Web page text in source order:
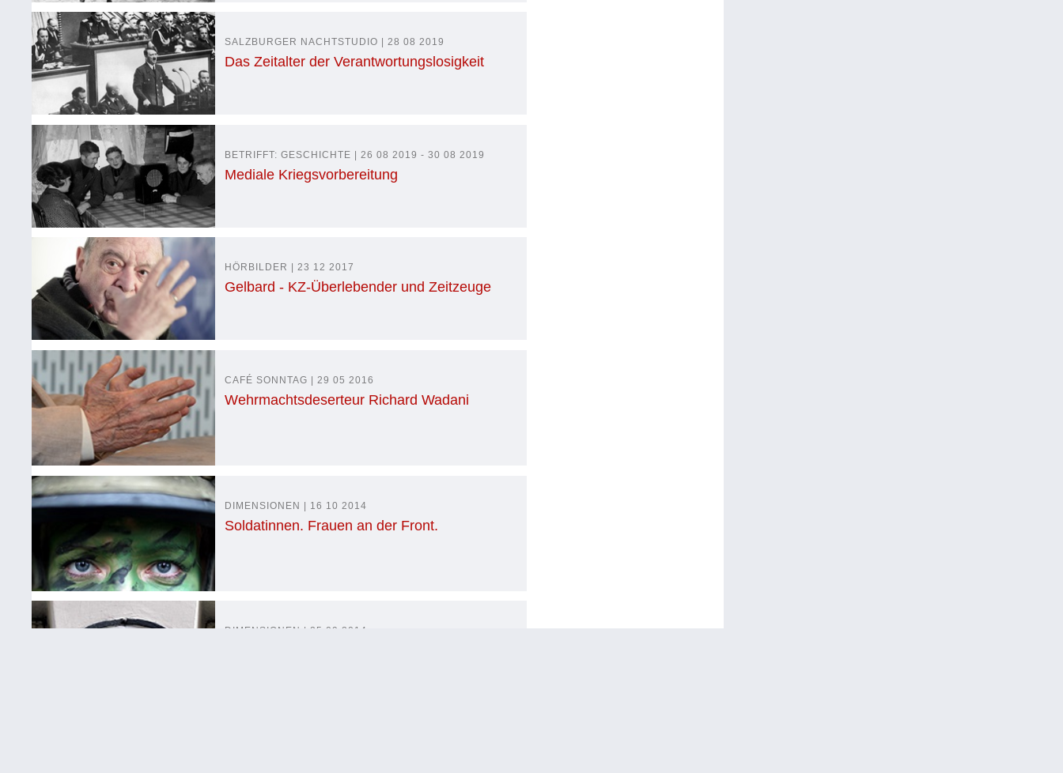
SALZBURGER NACHTSTUDIO | 28 08 2019
Das Zeitalter der Verantwortungslosigkeit
BETRIFFT: GESCHICHTE | 26 08 2019 - 30 08 2019
Mediale Kriegsvorbereitung
HÖRBILDER | 23 12 2017
Gelbard - KZ-Überlebender und Zeitzeuge
CAFÉ SONNTAG | 29 05 2016
Wehrmachtsdeserteur Richard Wadani
DIMENSIONEN | 16 10 2014
Soldatinnen. Frauen an der Front.
DIMENSIONEN | 25 09 2014